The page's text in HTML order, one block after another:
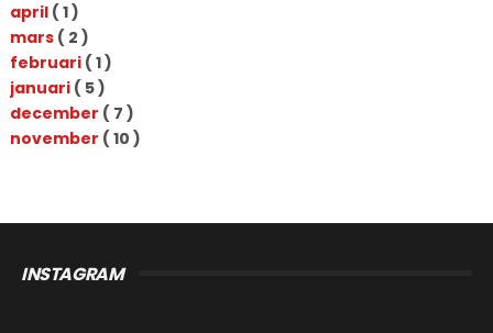
april ( 1 )
mars ( 2 )
februari ( 1 )
januari ( 5 )
december ( 7 )
november ( 10 )
INSTAGRAM